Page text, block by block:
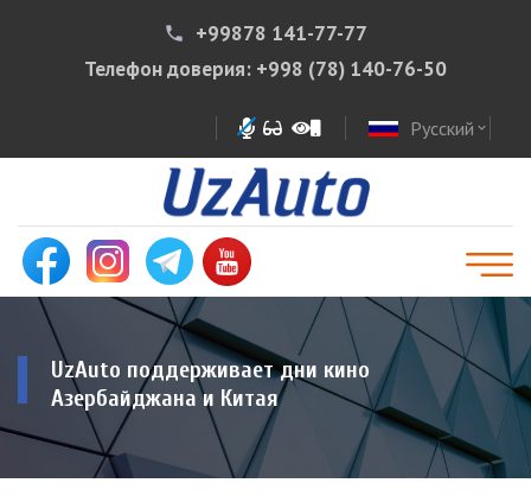
phone
+99878 141-77-77
Телефон доверия: +998 (78) 140-76-50
Русский expand_more
UzAuto поддерживает дни кино
Азербайджана и Китая